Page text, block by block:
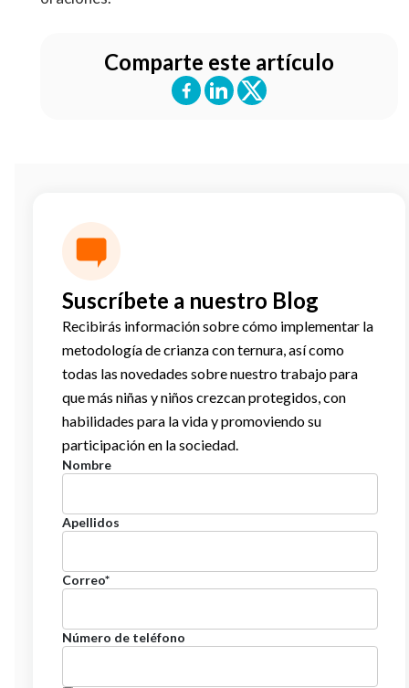
Comparte este artículo
Suscríbete a nuestro Blog
Recibirás información sobre cómo implementar la
metodología de crianza con ternura, así como
todas las novedades sobre nuestro trabajo para
que más niñas y niños crezcan protegidos, con
habilidades para la vida y promoviendo su
participación en la sociedad.
Nombre
Apellidos
Correo*
Número de teléfono